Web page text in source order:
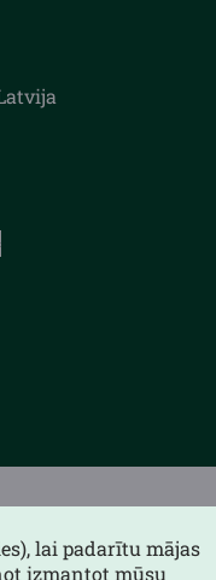
lai padarītu mājas
izmantot mūsu